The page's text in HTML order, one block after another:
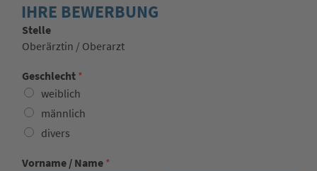
IHRE BEWERBUNG
Stelle
Oberärztin / Oberarzt
Geschlecht *
weiblich
männlich
divers
Vorname / Name *